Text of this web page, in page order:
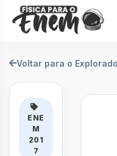
Voltar para o
ENE
M
201
7